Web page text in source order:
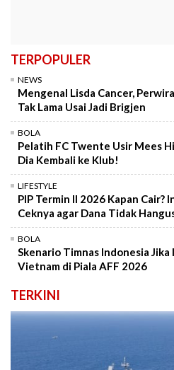
TERPOPULER
NEWS
Mengenal Lisda Cancer,
Tak Lama Usai Jadi Brigjen
BOLA
Pelatih FC Twente Usir Mees
Dia Kembali ke Klub!
LIFESTYLE
PIP Termin II 2026 Kapan Cair?
Ceknya agar Dana Tidak
BOLA
Skenario Timnas Indonesia
Vietnam di Piala AFF 2026
TERKINI